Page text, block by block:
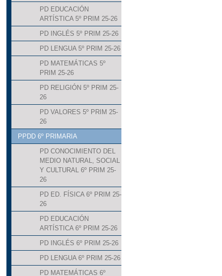
PD EDUCACIÓN
ARTÍSTICA 5º PRIM 25-26
PD INGLÉS 5º PRIM 25-26
PD LENGUA 5º PRIM 25-26
PD MATEMÁTICAS 5º
PRIM 25-26
PD RELIGIÓN 5º PRIM 25-
26
PD VALORES 5º PRIM 25-
26
PPDD 6º PRIMARIA
PD CONOCIMIENTO DEL
MEDIO NATURAL, SOCIAL
Y CULTURAL 6º PRIM 25-
26
PD ED. FÍSICA 6º PRIM 25-
26
PD EDUCACIÓN
ARTÍSTICA 6º PRIM 25-26
PD INGLÉS 6º PRIM 25-26
PD LENGUA 6º PRIM 25-26
PD MATEMÁTICAS 6º